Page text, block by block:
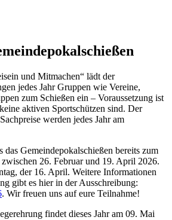
und Mitmachen“ lädt der
jedes Jahr Gruppen wie Vereine,
zum Schießen ein – Voraussetzung ist
aktiven Sportschützen sind. Der
werden jedes Jahr am
das Gemeindepokalschießen bereits zum
26. Februar und 19. April 2026.
der 16. April. Weitere Informationen
gibt es hier in der Ausschreibung:
. Wir freuen uns auf eure Teilnahme!
findet dieses Jahr am 09. Mai